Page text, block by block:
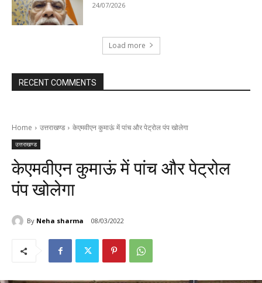
24/07/2026
Load more
RECENT COMMENTS